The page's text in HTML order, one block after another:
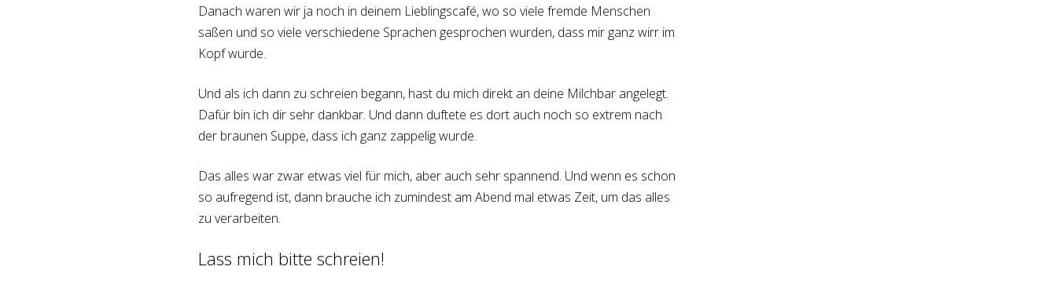
Danach waren wir ja noch in deinem Lieblingscafé, wo so viele fremde Menschen
saßen und so viele verschiedene Sprachen gesprochen wurden, dass mir ganz wirr im
Kopf wurde.
Und als ich dann zu schreien begann, hast du mich direkt an deine Milchbar angelegt.
Dafür bin ich dir sehr dankbar. Und dann duftete es dort auch noch so extrem nach
der braunen Suppe, dass ich ganz zappelig wurde.
Das alles war zwar etwas viel für mich, aber auch sehr spannend. Und wenn es schon
so aufregend ist, dann brauche ich zumindest am Abend mal etwas Zeit, um das alles
zu verarbeiten.
Lass mich bitte schreien!